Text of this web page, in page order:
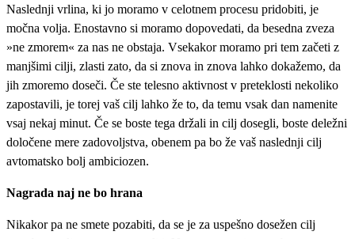
Naslednji vrlina, ki jo moramo v celotnem procesu pridobiti, je
močna volja. Enostavno si moramo dopovedati, da besedna zveza
»ne zmorem« za nas ne obstaja. Vsekakor moramo pri tem začeti z
manjšimi cilji, zlasti zato, da si znova in znova lahko dokažemo, da
jih zmoremo doseči. Če ste telesno aktivnost v preteklosti nekoliko
zapostavili, je torej vaš cilj lahko že to, da temu vsak dan namenite
vsaj nekaj minut. Če se boste tega držali in cilj dosegli, boste deležni
določene mere zadovoljstva, obenem pa bo že vaš naslednji cilj
avtomatsko bolj ambiciozen.
Nagrada naj ne bo hrana
Nikakor pa ne smete pozabiti, da se je za uspešno dosežen cilj